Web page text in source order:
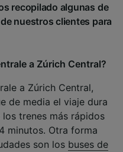
recopilado algunas de
nuestros clientes para
a Zúrich Central?
a Zúrich Central,
de media el viaje dura
trenes más rápidos
minutos. Otra forma
son los buses de